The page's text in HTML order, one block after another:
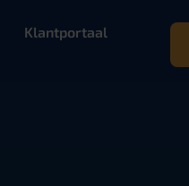
Klantportaal